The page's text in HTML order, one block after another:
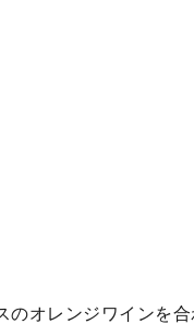
のオレンジワインを